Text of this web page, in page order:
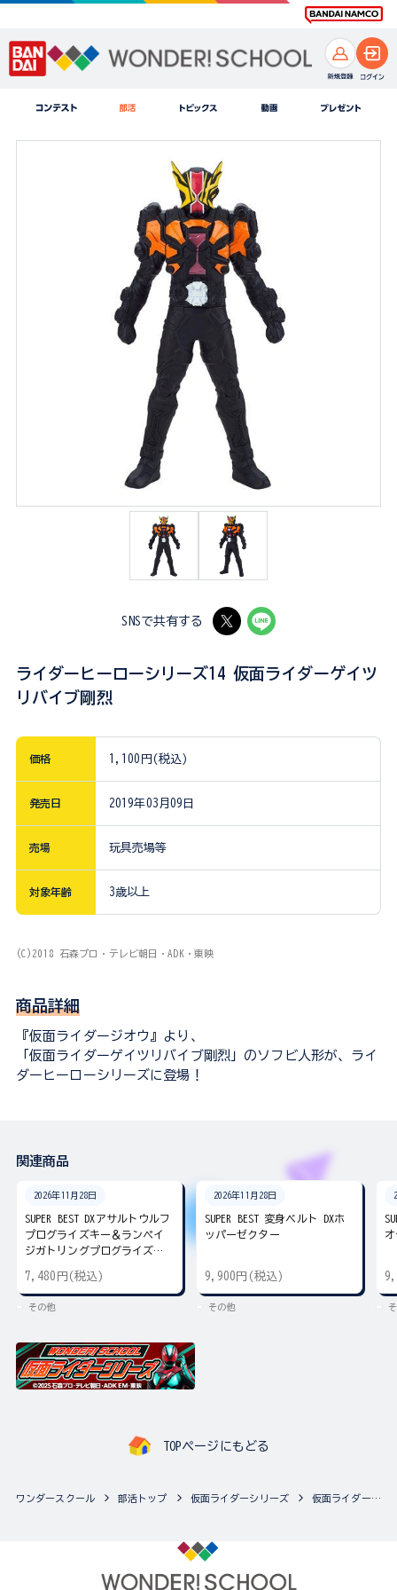
SNSで共有する
ライダーヒーローシリーズ14 仮面ライダーゲイツ
リバイブ剛烈
価格 1,100円(税込)
発売日 2019年03月09日
売場 玩具売場等
対象年齢 3歳以上
(C)2018 石森プロ・テレビ朝日・ADK・東映
商品詳細
『仮面ライダージオウ』より、
「仮面ライダーゲイツリバイブ剛烈」のソフビ人形が、ライ
ダーヒーローシリーズに登場！
関連商品
2026年11月28日
SUPER BEST DXアサルトウルフ
プログライズキー＆ランペイ
ジガトリングプログライズキ
7,480円(税込)
その他
2026年11月28日
SUPER BEST 変身ベルト DXホ
ッパーゼクター
9,900円(税込)
その他
TOPページにもどる
ワンダースクール 部活トップ 仮面ライダーシリーズ 仮面ライダーシリーズの最新商品一覧